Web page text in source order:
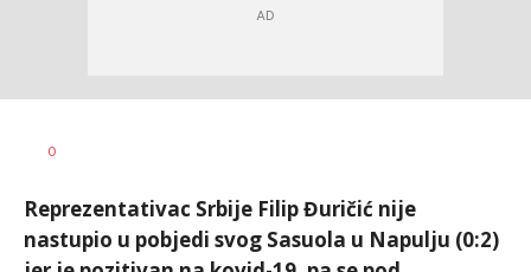
AUTOR
0
Reprezentativac Srbije Filip Đuričić nije
nastupio u pobjedi svog Sasuola u Napulju (0:2)